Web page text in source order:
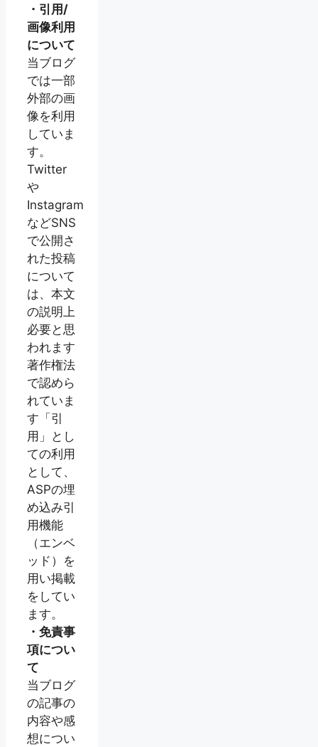
・引用/
画像利用
について
当ブログ
では一部
外部の画
像を利用
していま
す。
Twitter
や
Instagram
などSNS
で公開さ
れた投稿
について
は、本文
の説明上
必要と思
われます
著作権法
で認めら
れていま
す「引
用」とし
ての利用
として、
ASPの埋
め込み引
用機能
（エンベ
ッド）を
用い掲載
をしてい
ます。
・免責事
項につい
て
当ブログ
の記事の
内容や感
想につい